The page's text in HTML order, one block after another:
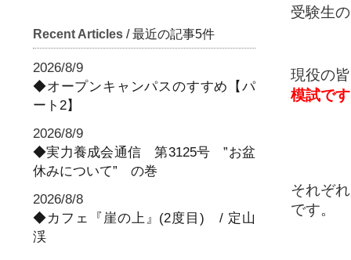
Recent Articles / 最近の記事5件
2026/8/9
◆オープンキャンパスのすすめ【パ
ート2】
2026/8/9
◆実力養成会通信 第3125号 ”お盆
休みについて” の巻
2026/8/8
◆カフェ『崖の上』(2度目) / 定山
渓
受験生
現役の
模試で
それぞ
です。